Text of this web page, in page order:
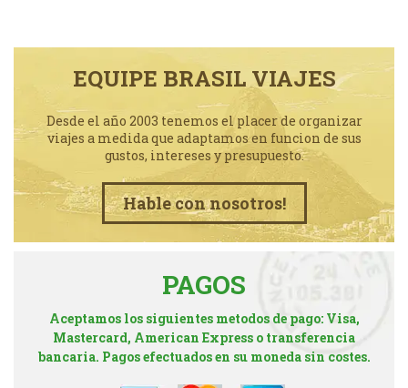
EQUIPE BRASIL VIAJES
Desde el año 2003 tenemos el placer de organizar
viajes a medida que adaptamos en funcion de sus
gustos, intereses y presupuesto.
Hable con nosotros!
PAGOS
Aceptamos los siguientes metodos de pago: Visa,
Mastercard, American Express o transferencia
bancaria. Pagos efectuados en su moneda sin costes.